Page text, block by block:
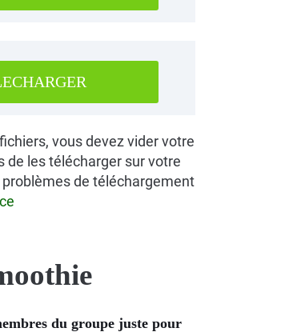
vous devez vider votre
de les télécharger sur votre
problèmes de téléchargement
du groupe juste pour